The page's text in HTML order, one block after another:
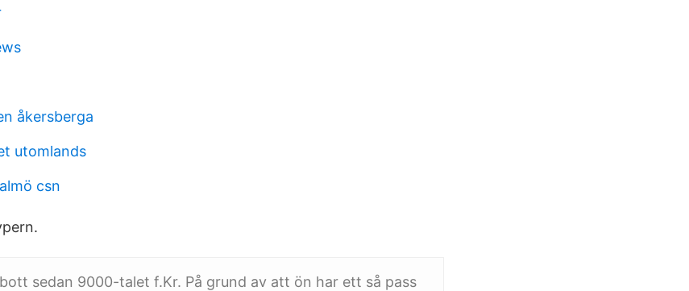
åkersberga
utomlands
csn
sedan 9000-talet f.Kr. På grund av att ön har ett så pass